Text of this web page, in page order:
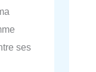
ses